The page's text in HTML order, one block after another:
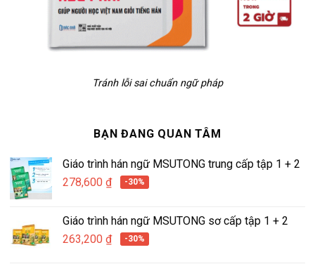
Tránh lỗi sai chuẩn ngữ pháp
BẠN ĐANG QUAN TÂM
Giáo trình hán ngữ MSUTONG trung cấp tập 1 + 2
278,600 ₫ -30%
Giáo trình hán ngữ MSUTONG sơ cấp tập 1 + 2
263,200 ₫ -30%